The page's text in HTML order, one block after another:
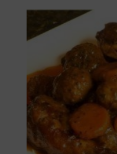
50,00€
hasta
65,00€